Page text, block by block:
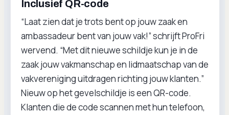
Inclusief QR-code
“Laat zien dat je trots bent op jouw zaak en
ambassadeur bent van jouw vak!” schrijft ProFri
wervend. “Met dit nieuwe schildje kun je in de
zaak jouw vakmanschap en lidmaatschap van de
vakvereniging uitdragen richting jouw klanten.”
Nieuw op het gevelschildje is een QR-code.
Klanten die de code scannen met hun telefoon,